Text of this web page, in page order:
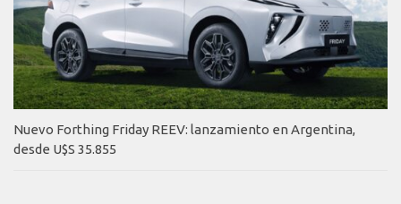
Nuevo Forthing Friday REEV: lanzamiento en Argentina,
desde U$S 35.855